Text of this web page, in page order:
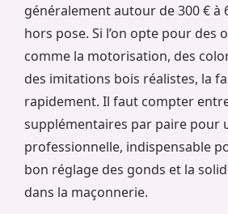
généralement autour de 300 € à
hors pose. Si l’on opte pour des
comme la motorisation, des
des imitations bois réalistes, la
rapidement. Il faut compter
supplémentaires par paire pour
professionnelle, indispensable
bon réglage des gonds et la
dans la maçonnerie.